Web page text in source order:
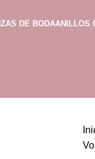
DE BODAANILLOS